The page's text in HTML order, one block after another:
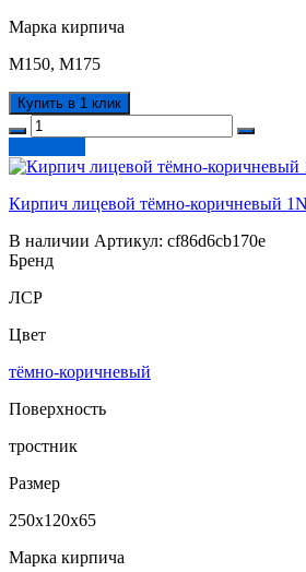
Марка кирпича
М150, М175
Купить в 1 клик
Кирпич лицевой тёмно-коричневый
В наличии Артикул: cf86d6cb170e
Бренд
ЛСР
Цвет
тёмно-коричневый
Поверхность
тростник
Размер
250х120х65
Марка кирпича